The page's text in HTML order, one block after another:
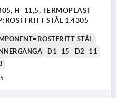
H=11,5, TERMOPLAST
STÅL 1.4305
STÅL
D1=15
D2=11